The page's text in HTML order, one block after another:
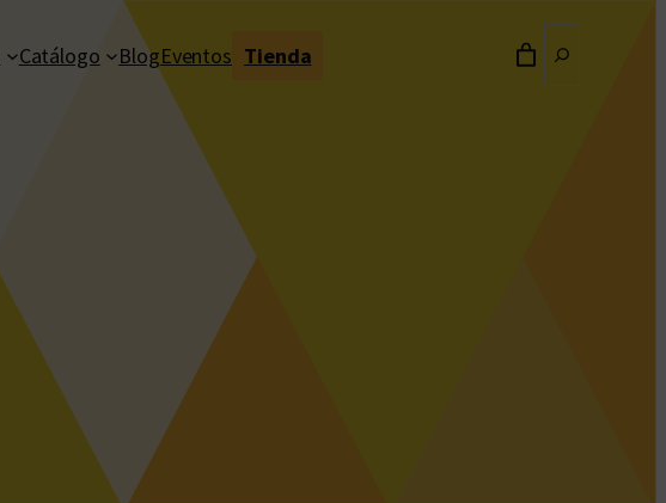
Catálogo BlogEventos Tienda